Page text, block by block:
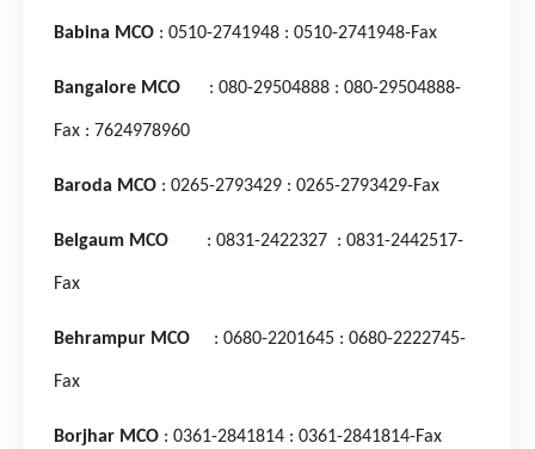
Babina MCO : 0510-2741948 : 0510-2741948-Fax
Bangalore MCO : 080-29504888 : 080-29504888-
Fax : 7624978960
Baroda MCO : 0265-2793429 : 0265-2793429-Fax
Belgaum MCO : 0831-2422327 : 0831-2442517-
Fax
Behrampur MCO : 0680-2201645 : 0680-2222745-
Fax
Borjhar MCO : 0361-2841814 : 0361-2841814-Fax